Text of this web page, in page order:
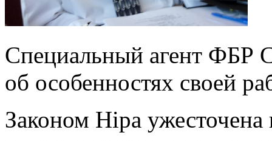
Специальный агент ФБР
об особенностях своей
Законом Hipa ужесточена